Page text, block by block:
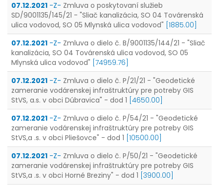
07.12.2021 -Z- Zmluva o poskytovaní služieb
SD/9001135/145/21 - "Sliač kanalizácia, SO 04 Továrenská
ulica vodovod, SO 05 Mlynská ulica vodovod" [1885.00]
07.12.2021 -Z- Zmluva o dielo č. B/9001135/144/21 - "Sliač
kanalizácia, SO 04 Továrenská ulica vodovod, SO 05
Mlynská ulica vodovod" [74959.76]
07.12.2021 -Z- Zmluva o dielo č. P/21/21 - "Geodetické
zameranie vodárenskej infraštruktúry pre potreby GIS
StVS, a.s. v obci Dúbravica" - dod 1 [4650.00]
07.12.2021 -Z- Zmluva o dielo č. P/54/21 - "Geodetické
zameranie vodárenskej infraštruktúry pre potreby GIS
StVS,a .s. v obci Pliešovce" - dod 1 [10500.00]
07.12.2021 -Z- Zmluva o dielo č. P/50/21 - "Geodetické
zameranie vodárenskej infraštruktúry pre potreby GIS
StVS,a .s. v obci Horné Breziny" - dod 1 [3900.00]